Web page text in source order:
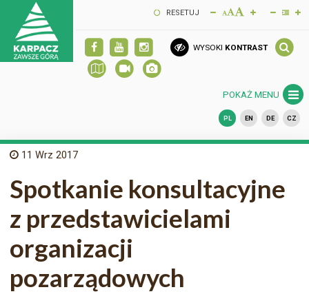
RESETUJ
WYSOKI KONTRAST
POKAŻ MENU
PL EN DE CZ
11 Wrz 2017
Spotkanie konsultacyjne
z przedstawicielami
organizacji
pozarządowych